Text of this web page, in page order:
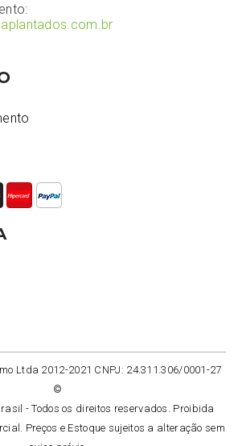
Ltda 2012-2021 CNPJ: 24.311.306/0001-27
©
-Todos os direitos reservados. Proibida
Preços e Estoque sujeitos a alteração sem